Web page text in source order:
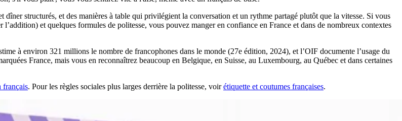
structurés, et des manières à table qui privilégient la conversation et un rythme partagé plutôt que la vitesse. Si vous
et quelques formules de politesse, vous pouvez manger en confiance en France et dans de nombreux contextes
à environ 321 millions le nombre de francophones dans le monde (27e édition, 2024), et l’OIF documente l’usage du
France, mais vous en reconnaîtrez beaucoup en Belgique, en Suisse, au Luxembourg, au Québec et dans certaines
français. Pour les règles sociales plus larges derrière la politesse, voirétiquette et coutumes françaises.